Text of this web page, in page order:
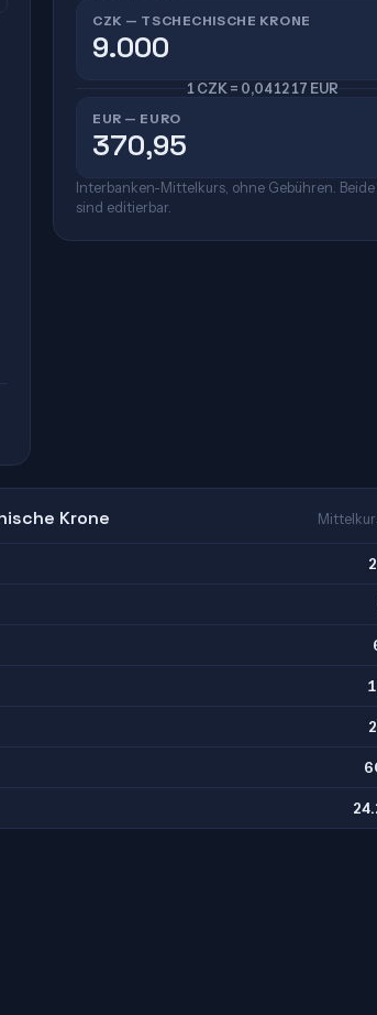
CZK — TSCHECHISCHE KRONE
1 CZK = 0,041217 EUR
EUR — EURO
Interbanken-Mittelkurs, ohne Gebühren.
sind editierbar.
Krone